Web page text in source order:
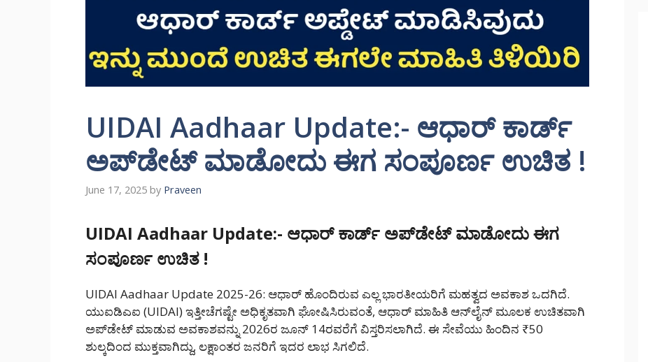
UIDAI Aadhaar Update:- ಆಧಾರ್ ಕಾರ್ಡ್
ಅಪ್‌ಡೇಟ್ ಮಾಡೋದು ಈಗ ಸಂಪೂರ್ಣ ಉಚಿತ !
June 17, 2025 by Praveen
UIDAI Aadhaar Update:- ಆಧಾರ್ ಕಾರ್ಡ್ ಅಪ್‌ಡೇಟ್ ಮಾಡೋದು ಈಗ
ಸಂಪೂರ್ಣ ಉಚಿತ !
UIDAI Aadhaar Update 2025-26: ಆಧಾರ್ ಹೊಂದಿರುವ ಎಲ್ಲ ಭಾರತೀಯರಿಗೆ ಮಹತ್ವದ ಅವಕಾಶ ಒದಗಿದೆ.
ಯುಐಡಿಎಐ (UIDAI) ಇತ್ತೀಚೆಗಷ್ಟೇ ಅಧಿಕೃತವಾಗಿ ಘೋಷಿಸಿರುವಂತೆ, ಆಧಾರ್ ಮಾಹಿತಿ ಆನ್‌ಲೈನ್ ಮೂಲಕ ಉಚಿತವಾಗಿ
ಅಪ್‌ಡೇಟ್ ಮಾಡುವ ಅವಕಾಶವನ್ನು 2026ರ ಜೂನ್ 14ರವರೆಗೆ ವಿಸ್ತರಿಸಲಾಗಿದೆ. ಈ ಸೇವೆಯು ಹಿಂದಿನ ₹50
ಶುಲ್ಕದಿಂದ ಮುಕ್ತವಾಗಿದ್ದು, ಲಕ್ಷಾಂತರ ಜನರಿಗೆ ಇದರ ಲಾಭ ಸಿಗಲಿದೆ.